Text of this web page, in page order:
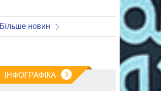
Більше новин
ІНФОГРАФІКА